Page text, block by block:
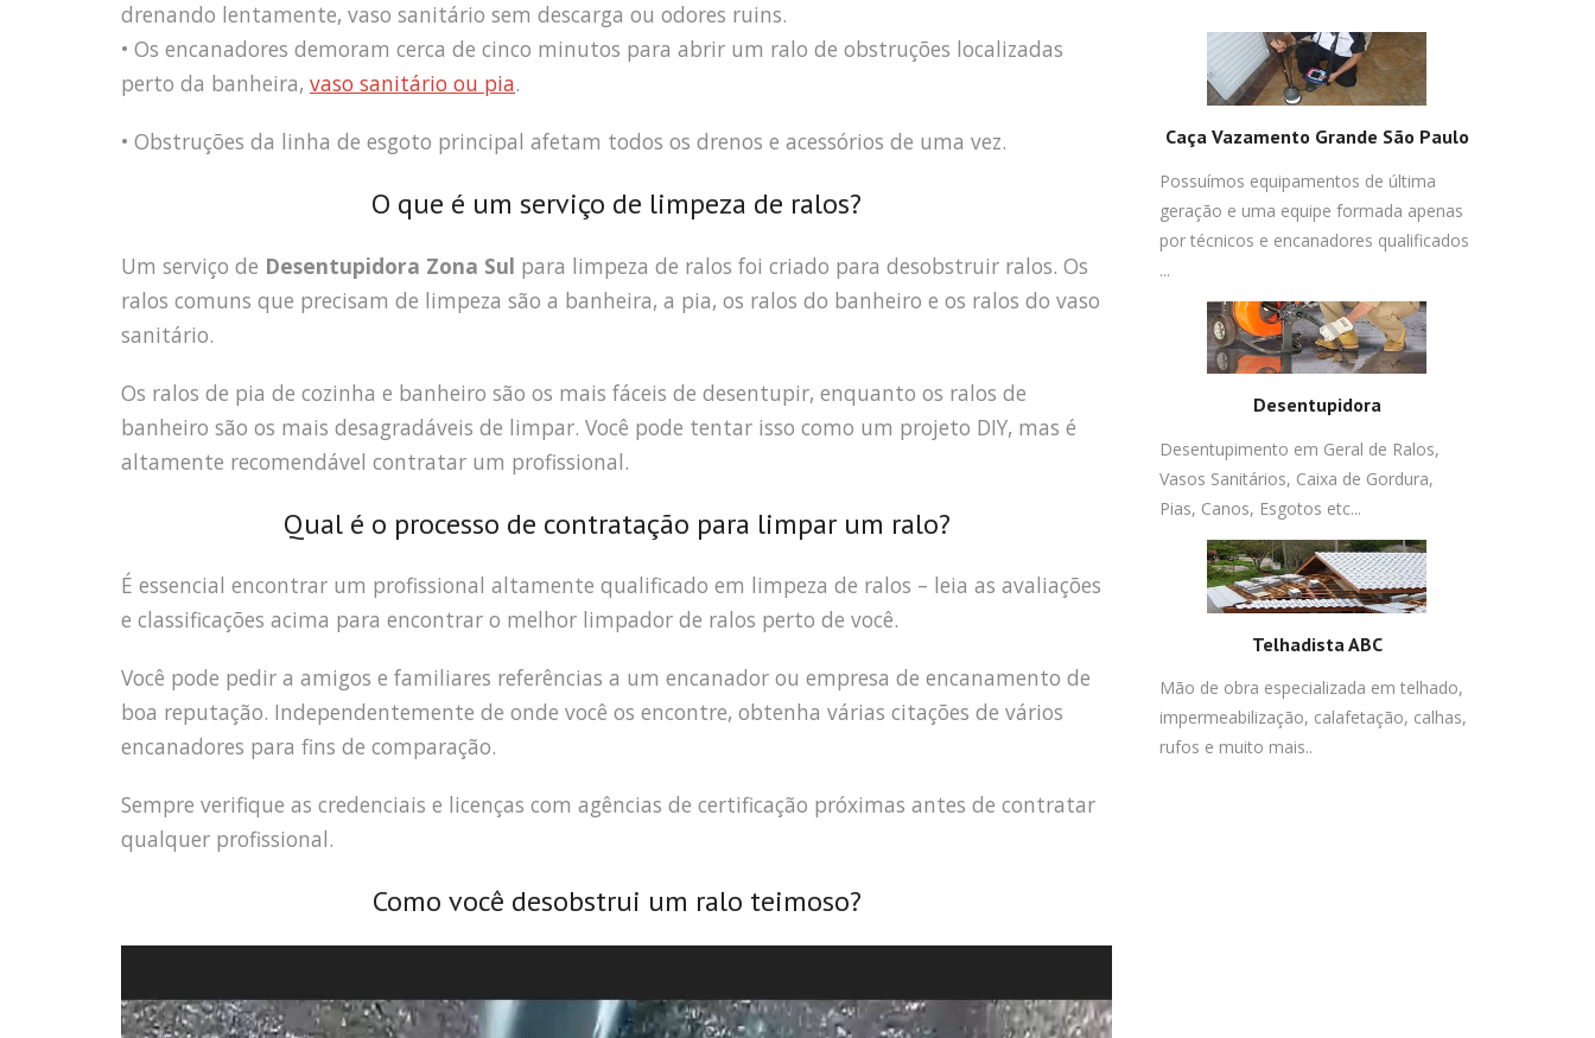
drenando lentamente, vaso sanitário sem descarga ou odores ruins.
• Os encanadores demoram cerca de cinco minutos para abrir um ralo de obstruções localizadas
perto da banheira, vaso sanitário ou pia.
• Obstruções da linha de esgoto principal afetam todos os drenos e acessórios de uma vez.
O que é um serviço de limpeza de ralos?
Um serviço de Desentupidora Zona Sul para limpeza de ralos foi criado para desobstruir ralos. Os
ralos comuns que precisam de limpeza são a banheira, a pia, os ralos do banheiro e os ralos do vaso
sanitário.
Os ralos de pia de cozinha e banheiro são os mais fáceis de desentupir, enquanto os ralos de
banheiro são os mais desagradáveis de limpar. Você pode tentar isso como um projeto DIY, mas é
altamente recomendável contratar um profissional.
Qual é o processo de contratação para limpar um ralo?
É essencial encontrar um profissional altamente qualificado em limpeza de ralos – leia as avaliações
e classificações acima para encontrar o melhor limpador de ralos perto de você.
Você pode pedir a amigos e familiares referências a um encanador ou empresa de encanamento de
boa reputação. Independentemente de onde você os encontre, obtenha várias citações de vários
encanadores para fins de comparação.
Sempre verifique as credenciais e licenças com agências de certificação próximas antes de contratar
qualquer profissional.
Como você desobstrui um ralo teimoso?
vídeo
Caça Vazamento Grande São Paulo
Possuímos equipamentos de última
geração e uma equipe formada apenas
por técnicos e encanadores qualificados
...
Desentupidora
Desentupimento em Geral de Ralos,
Vasos Sanitários, Caixa de Gordura,
Pias, Canos, Esgotos etc...
Telhadista ABC
Mão de obra especializada em telhado,
impermeabilização, calafetação, calhas,
rufos e muito mais..